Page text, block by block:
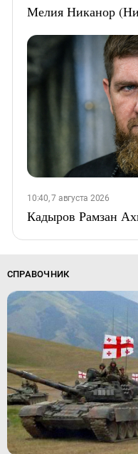
Мелия Никанор
10:40, 7 августа 2026
Кадыров Рамзан
СПРАВОЧНИК